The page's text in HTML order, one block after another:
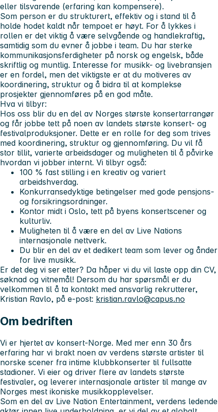
eller tilsvarende (erfaring kan kompensere).
Som person er du strukturert, effektiv og i stand til å
holde hodet kaldt når tempoet er høyt. For å lykkes i
rollen er det viktig å være selvgående og handlekraftig,
samtidig som du evner å jobbe i team. Du har sterke
kommunikasjonsferdigheter på norsk og engelsk, både
skriftlig og muntlig. Interesse for musikk- og livebransjen
er en fordel, men det viktigste er at du motiveres av
koordinering, struktur og å bidra til at komplekse
prosjekter gjennomføres på en god måte.
Hva vi tilbyr:
Hos oss blir du en del av Norges største konsertarrangør
og får jobbe tett på noen av landets største konsert- og
festivalproduksjoner. Dette er en rolle for deg som trives
med koordinering, struktur og gjennomføring. Du vil få
stor tillit, varierte arbeidsdager og muligheten til å påvirke
hvordan vi jobber internt. Vi tilbyr også:
100 % fast stilling i en kreativ og variert
arbeidshverdag.
Konkurransedyktige betingelser med gode pensjons-
og forsikringsordninger.
Kontor midt i Oslo, tett på byens konsertscener og
kulturliv.
Muligheten til å være en del av Live Nations
internasjonale nettverk.
Du blir en del av et dedikert team som lever og ånder
for live musikk.
Er det deg vi ser etter? Da håper vi du vil laste opp din CV,
søknad og vitnemål! Dersom du har spørsmål er du
velkommen til å ta kontakt med ansvarlig rekrutterer,
Kristian Ravlo, på e-post: kristian.ravlo@capus.no
Om bedriften
Vi er hjertet av konsert-Norge. Med mer enn 30 års
erfaring har vi brakt noen av verdens største artister til
norske scener fra intime klubbkonserter til fullsatte
stadioner. Vi eier og driver flere av landets største
festivaler, og leverer internasjonale artister til mange av
Norges mest ikoniske musikkopplevelser.
Som en del av Live Nation Entertainment, verdens ledende